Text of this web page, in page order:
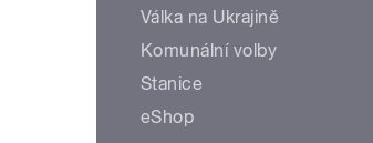
Válka na Ukrajině
Komunální volby
Stanice
eShop